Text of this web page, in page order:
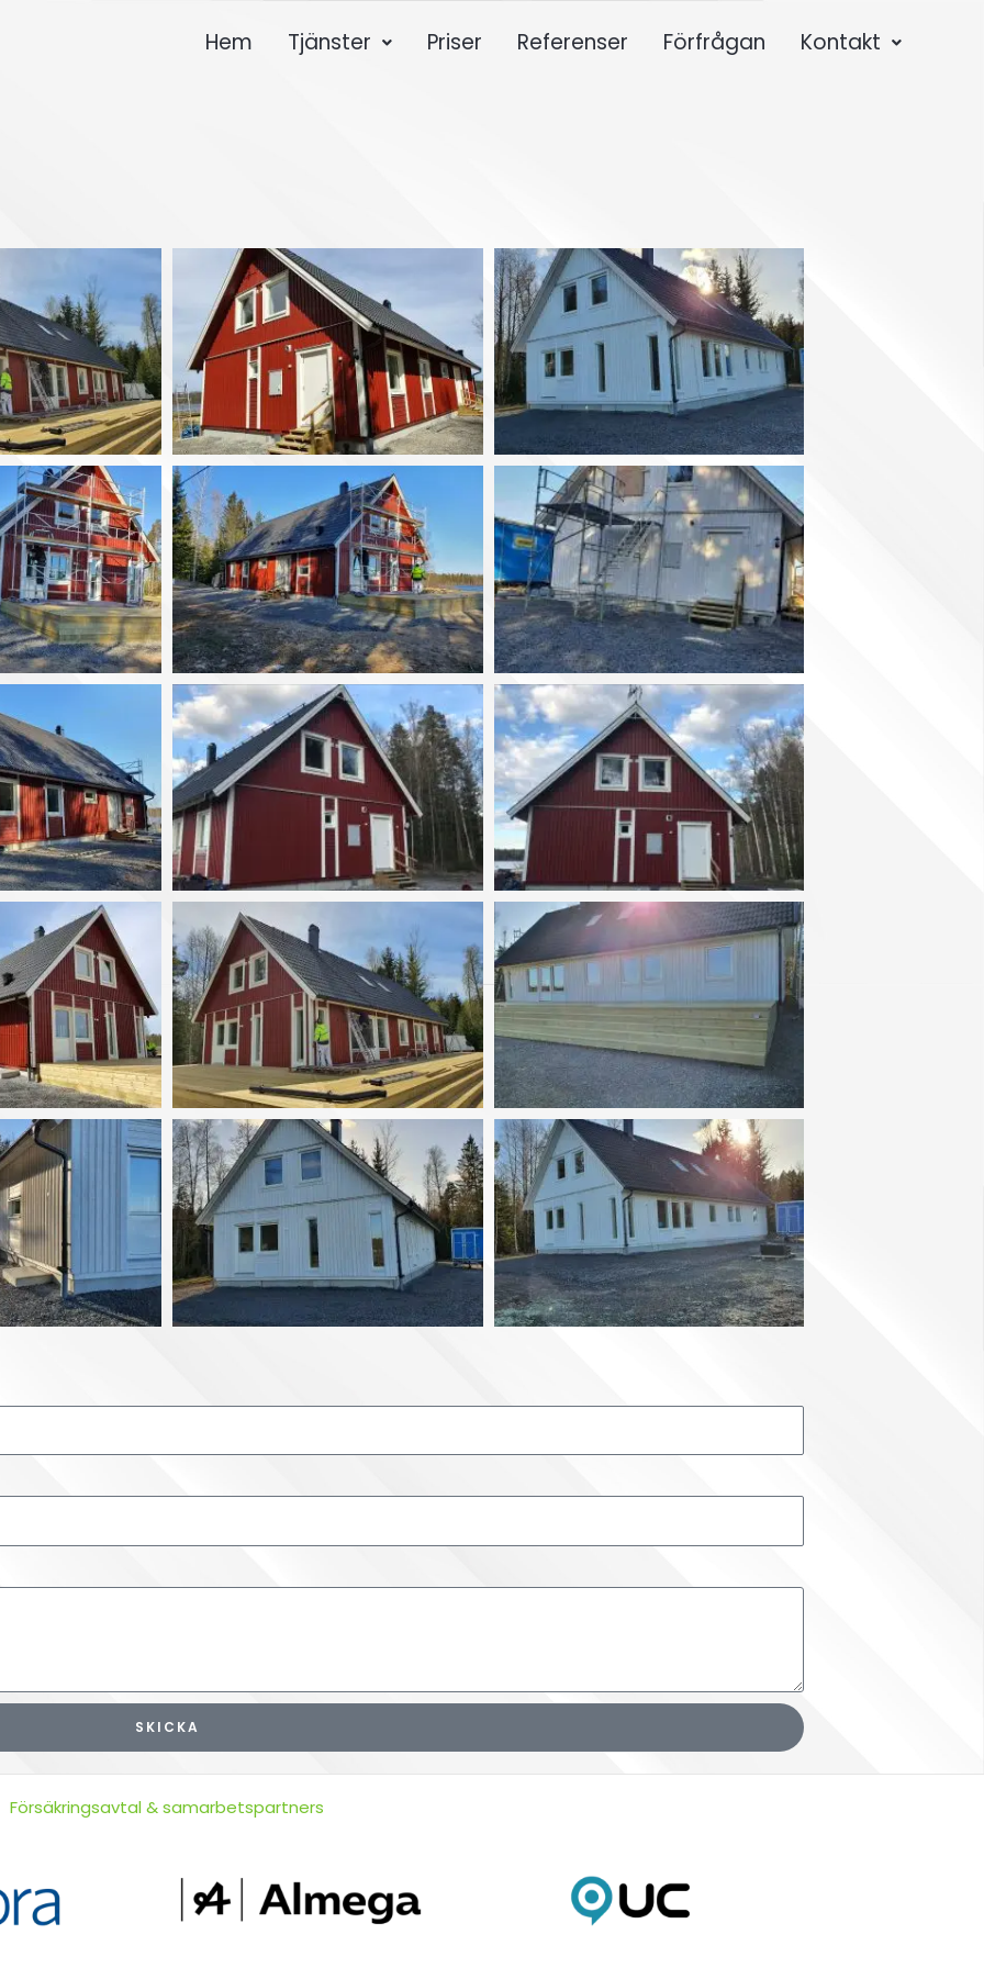
Hem Tjänster Priser Referenser Förfrågan Kontakt
SKICKA
Försäkringsavtal & samarbetspartners